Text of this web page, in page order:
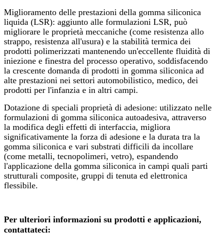
Miglioramento delle prestazioni della gomma siliconica
liquida (LSR): aggiunto alle formulazioni LSR, può
migliorare le proprietà meccaniche (come resistenza allo
strappo, resistenza all'usura) e la stabilità termica dei
prodotti polimerizzati mantenendo un'eccellente fluidità di
iniezione e finestra del processo operativo, soddisfacendo
la crescente domanda di prodotti in gomma siliconica ad
alte prestazioni nei settori automobilistico, medico, dei
prodotti per l'infanzia e in altri campi.
Dotazione di speciali proprietà di adesione: utilizzato nelle
formulazioni di gomma siliconica autoadesiva, attraverso
la modifica degli effetti di interfaccia, migliora
significativamente la forza di adesione e la durata tra la
gomma siliconica e vari substrati difficili da incollare
(come metalli, tecnopolimeri, vetro), espandendo
l'applicazione della gomma siliconica in campi quali parti
strutturali composite, gruppi di tenuta ed elettronica
flessibile.
Per ulteriori informazioni su prodotti e applicazioni,
contattateci: